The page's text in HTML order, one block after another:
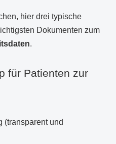
hier drei typische
Dokumenten zum
.
für Patienten zur
(transparent und